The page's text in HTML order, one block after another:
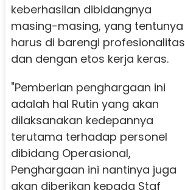
keberhasilan dibidangnya
masing-masing, yang tentunya
harus di barengi profesionalitas
dan dengan etos kerja keras.
"Pemberian penghargaan ini
adalah hal Rutin yang akan
dilaksanakan kedepannya
terutama terhadap personel
dibidang Operasional,
Penghargaan ini nantinya juga
akan diberikan kepada Staf